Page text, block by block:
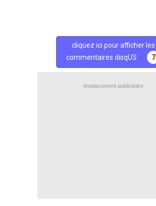
cliquez ici pour afficher les
commentaires disqUS
7
emplacement publicitaire